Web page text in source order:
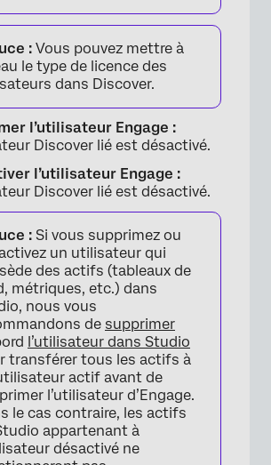
: Vous pouvez mettre à
le type de licence des
dans Discover.
l’utilisateur Engage :
Discover lié est désactivé.
l’utilisateur Engage :
Discover lié est désactivé.
: Si vous supprimez ou
un utilisateur qui
des actifs (tableaux de
métriques, etc.) dans
nous vous
de supprimer
l’utilisateur dans Studio
transférer tous les actifs à
actif avant de
l’utilisateur d’Engage.
le cas contraire, les actifs
appartenant à
désactivé ne